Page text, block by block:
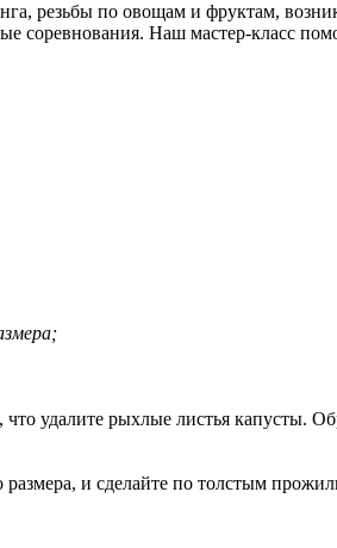
резьбы по овощам и фруктам,
соревнования. Наш мастер-класс
удалите рыхлые листья капусты.
и сделайте по толстым